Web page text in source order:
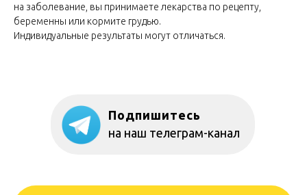
на заболевание, вы принимаете лекарства по рецепту,
беременны или кормите грудью.
Индивидуальные результаты могут отличаться.
Подпишитесь
на наш телеграм-канал